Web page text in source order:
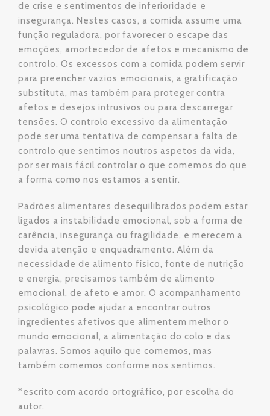
de crise e sentimentos de inferioridade e
insegurança. Nestes casos, a comida assume uma
função reguladora, por favorecer o escape das
emoções, amortecedor de afetos e mecanismo de
controlo. Os excessos com a comida podem servir
para preencher vazios emocionais, a gratificação
substituta, mas também para proteger contra
afetos e desejos intrusivos ou para descarregar
tensões. O controlo excessivo da alimentação
pode ser uma tentativa de compensar a falta de
controlo que sentimos noutros aspetos da vida,
por ser mais fácil controlar o que comemos do que
a forma como nos estamos a sentir.
Padrões alimentares desequilibrados podem estar
ligados a instabilidade emocional, sob a forma de
carência, insegurança ou fragilidade, e merecem a
devida atenção e enquadramento. Além da
necessidade de alimento físico, fonte de nutrição
e energia, precisamos também de alimento
emocional, de afeto e amor. O acompanhamento
psicológico pode ajudar a encontrar outros
ingredientes afetivos que alimentem melhor o
mundo emocional, a alimentação do colo e das
palavras. Somos aquilo que comemos, mas
também comemos conforme nos sentimos.
*escrito com acordo ortográfico, por escolha do
autor.